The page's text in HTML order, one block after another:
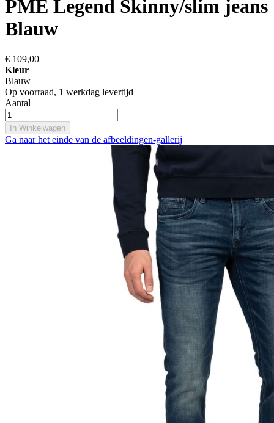
PME Legend Skinny/slim jeans
Blauw
€ 109,00
Kleur
Blauw
Op voorraad, 1 werkdag levertijd
Aantal
In Winkelwagen
Ga naar het einde van de afbeeldingen-gallerij